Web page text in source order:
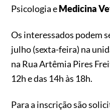
Psicologia eMedicina
Os interessados podem
julho (sexta-feira) na
na Rua Artêmia Pires
12h e das 14h às 18h.
Para a inscrição são